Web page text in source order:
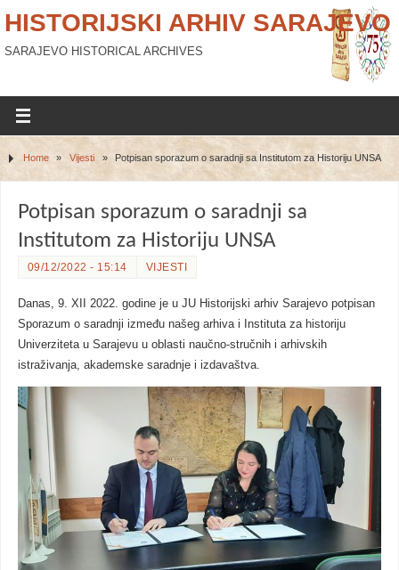
HISTORIJSKI ARHIV SARAJEVO
SARAJEVO HISTORICAL ARCHIVES
Home » Vijesti » Potpisan sporazum o saradnji sa Institutom za Historiju UNSA
Potpisan sporazum o saradnji sa
Institutom za Historiju UNSA
09/12/2022 - 15:14 VIJESTI
Danas, 9. XII 2022. godine je u JU Historijski arhiv Sarajevo potpisan
Sporazum o saradnji između našeg arhiva i Instituta za historiju
Univerziteta u Sarajevu u oblasti naučno-stručnih i arhivskih
istraživanja, akademske saradnje i izdavaštva.